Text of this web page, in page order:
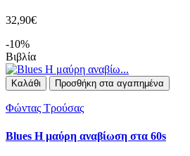
32,90€
-10%
Βιβλία
Καλάθι Προσθήκη στα αγαπημένα
Φώντας Τρούσας
Blues Η μαύρη αναβίωση στα 60s